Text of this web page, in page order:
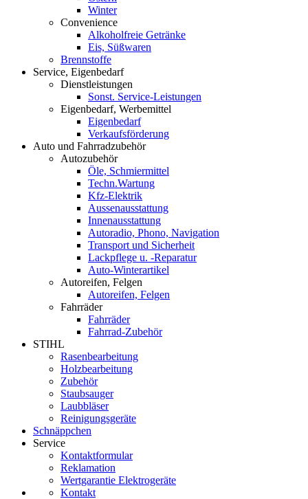
Winter
Convenience
Alkoholfreie Getränke
Eis, Süßwaren
Brennstoffe
Service, Eigenbedarf
Dienstleistungen
Sonst. Service-Leistungen
Eigenbedarf, Werbemittel
Eigenbedarf
Verkaufsförderung
Auto und Fahrradzubehör
Autozubehör
Öle, Schmiermittel
Techn.Wartung
Kfz-Elektrik
Aussenausstattung
Innenausstattung
Autoradio, Phono, Navigation
Transport und Sicherheit
Lackpflege u. -Reparatur
Auto-Winterartikel
Autoreifen, Felgen
Autoreifen, Felgen
Fahrräder
Fahrräder
Fahrrad-Zubehör
STIHL
Rasenbearbeitung
Holzbearbeitung
Zubehör
Staubsauger
Laubbläser
Reinigungsgeräte
Schnäppchen
Service
Kontaktformular
Reklamation
Wertgarantie Elektrogeräte
Kontakt